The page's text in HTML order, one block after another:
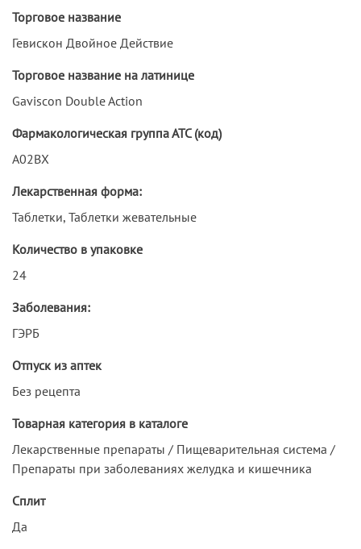
Торговое название
Гевискон Двойное Действие
Торговое название на латинице
Gaviscon Double Action
Фармакологическая группа АТС (код)
A02BX
Лекарственная форма:
Таблетки, Таблетки жевательные
Количество в упаковке
24
Заболевания:
ГЭРБ
Отпуск из аптек
Без рецепта
Товарная категория в каталоге
Лекарственные препараты / Пищеварительная система /
Препараты при заболеваниях желудка и кишечника
Сплит
Да